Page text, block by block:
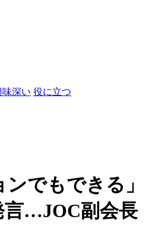
味深い 役に立つ
ンでもできる」
言…JOC副会長